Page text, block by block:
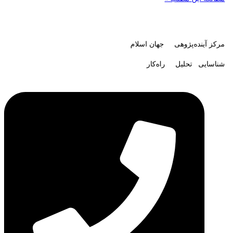
مرکز آینده‌پژوهی جهان اسلام
شناسایی تحلیل راه‌کار